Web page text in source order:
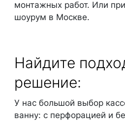
монтажных работ. Или
шоурум в Москве.
Найдите
решение:
У нас большой выбор
ванну: с перфорацией и